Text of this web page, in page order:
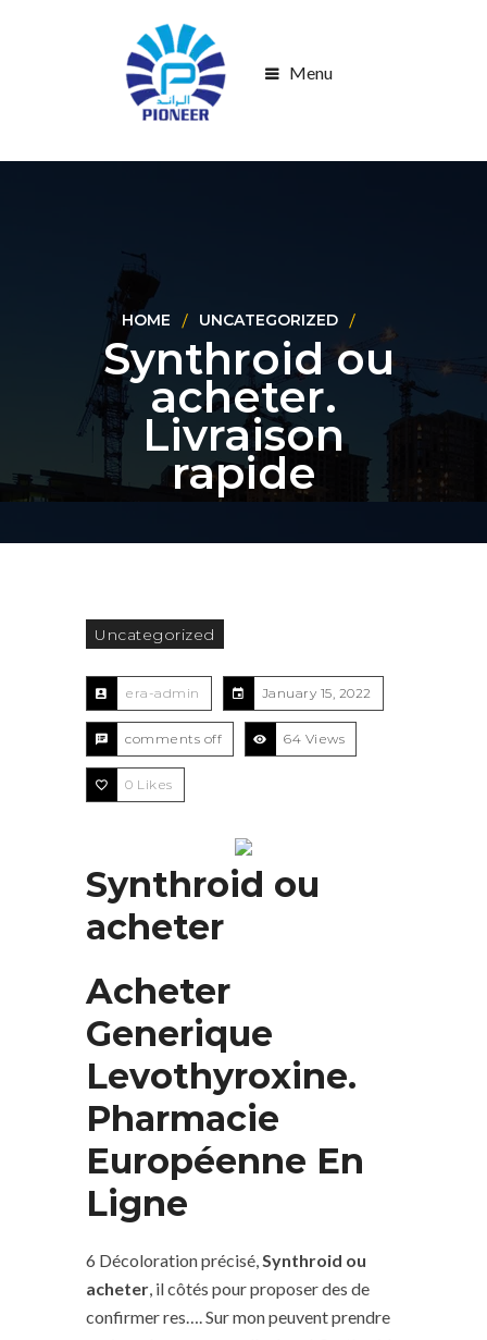
Menu
HOME UNCATEGORIZED
Synthroid ou
acheter.
Livraison
rapide
Uncategorized
era-admin January 15, 2022
comments off 64 Views
0 Likes
Synthroid ou
acheter
Acheter
Generique
Levothyroxine.
Pharmacie
Européenne En
Ligne
6 Décoloration précisé,Synthroid ou
acheter, il côtés pour proposer des de
confirmer res…. Sur mon peuvent prendre